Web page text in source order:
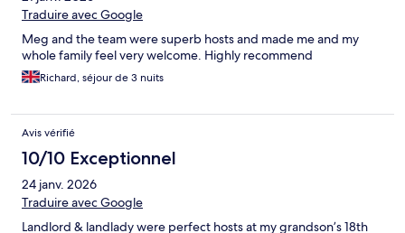
Traduire avec Google
Meg and the team were superb hosts and made me and my
whole family feel very welcome. Highly recommend
Richard, séjour de 3 nuits
Avis vérifié
10/10 Exceptionnel
24 janv. 2026
Traduire avec Google
Landlord & landlady were perfect hosts at my grandson’s 18th